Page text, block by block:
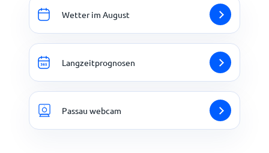
Wetter im August
Langzeitprognosen
Passau webcam